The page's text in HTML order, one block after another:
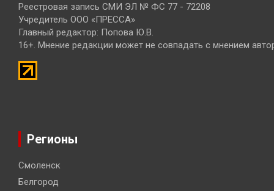
Реестровая запись СМИ ЭЛ № ФС 77 - 72208
Учредитель ООО «ПРЕССА»
Главный редактор: Попова Ю.В.
16+. Мнение редакции может не совпадать с мнением
Регионы
Смоленск
Белгород